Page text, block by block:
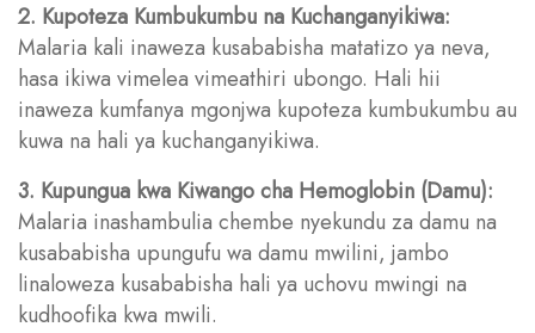
2. Kupoteza Kumbukumbu na Kuchanganyikiwa:
Malaria kali inaweza kusababisha matatizo ya neva,
hasa ikiwa vimelea vimeathiri ubongo. Hali hii
inaweza kumfanya mgonjwa kupoteza kumbukumbu au
kuwa na hali ya kuchanganyikiwa.
3. Kupungua kwa Kiwango cha Hemoglobin (Damu):
Malaria inashambulia chembe nyekundu za damu na
kusababisha upungufu wa damu mwilini, jambo
linaloweza kusababisha hali ya uchovu mwingi na
kudhoofika kwa mwili.